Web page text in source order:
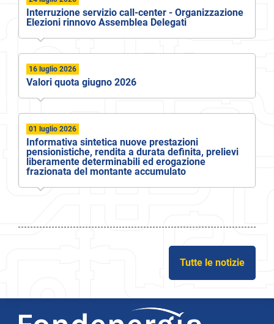
Interruzione servizio call-center - Organizzazione
Elezioni rinnovo Assemblea Delegati
16 luglio 2026
Valori quota giugno 2026
01 luglio 2026
Informativa sintetica nuove prestazioni
pensionistiche, rendita a durata definita, prelievi
liberamente determinabili ed erogazione
frazionata del montante accumulato
Tutte le notizie